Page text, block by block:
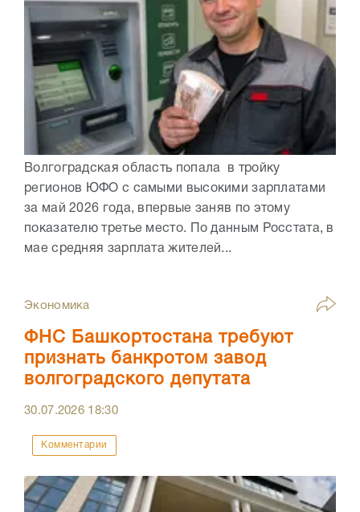
Волгоградская область попала в тройку
регионов ЮФО с самыми высокими зарплатами
за май 2026 года, впервые заняв по этому
показателю третье место. По данным Росстата, в
мае средняя зарплата жителей...
Экономика
ФНС Башкортостана требуют
признать банкротом завод
волгоградского депутата
30.07.2026 18:30
Комментарии